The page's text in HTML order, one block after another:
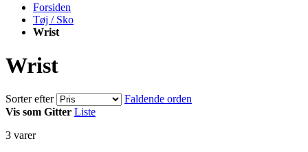
Forsiden
Tøj / Sko
Wrist
Wrist
Sorter efter
Faldende orden
Vis som Gitter Liste
3 varer